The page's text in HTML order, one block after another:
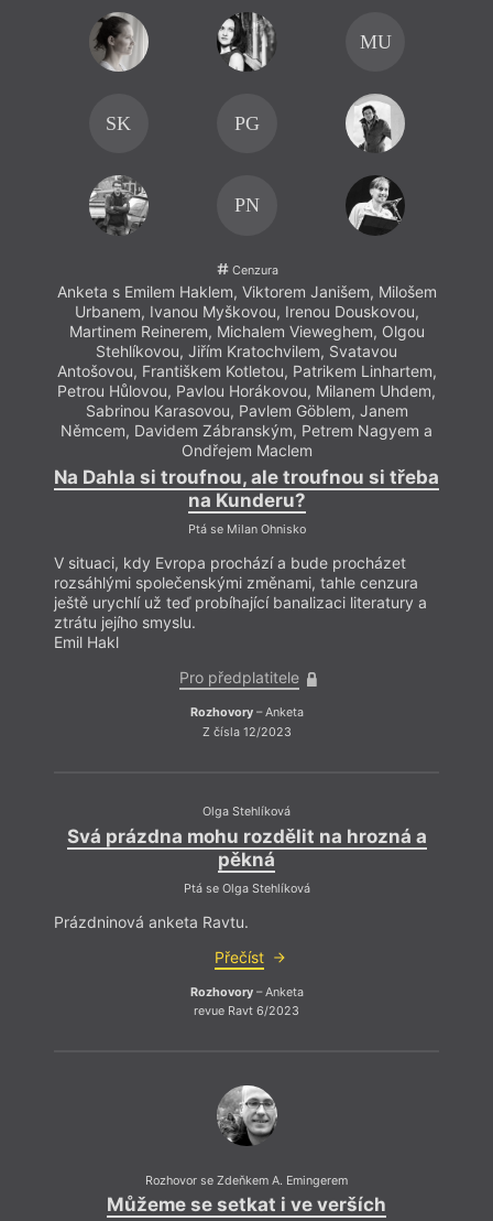
MU
SK PG
PN
Cenzura
Anketa s Emilem Haklem, Viktorem Janišem, Milošem
Urbanem, Ivanou Myškovou, Irenou Douskovou,
Martinem Reinerem, Michalem Vieweghem, Olgou
Stehlíkovou, Jiřím Kratochvilem, Svatavou
Antošovou, Františkem Kotletou, Patrikem Linhartem,
Petrou Hůlovou, Pavlou Horákovou, Milanem Uhdem,
Sabrinou Karasovou, Pavlem Göblem, Janem
Němcem, Davidem Zábranským, Petrem Nagyem a
Ondřejem Maclem
Na Dahla si troufnou, ale troufnou si třeba
na Kunderu?
Ptá se Milan Ohnisko
V situaci, kdy Evropa prochází a bude procházet
rozsáhlými společenskými změnami, tahle cenzura
ještě urychlí už teď probíhající banalizaci literatury a
ztrátu jejího smyslu.
Emil Hakl
Pro předplatitele
Rozhovory– Anketa
Z čísla 12/2023
Olga Stehlíková
Svá prázdna mohu rozdělit na hrozná a
pěkná
Ptá se Olga Stehlíková
Prázdninová anketa Ravtu.
Přečíst
Rozhovory– Anketa
revue Ravt 6/2023
Rozhovor se Zdeňkem A. Emingerem
Můžeme se setkat i ve verších